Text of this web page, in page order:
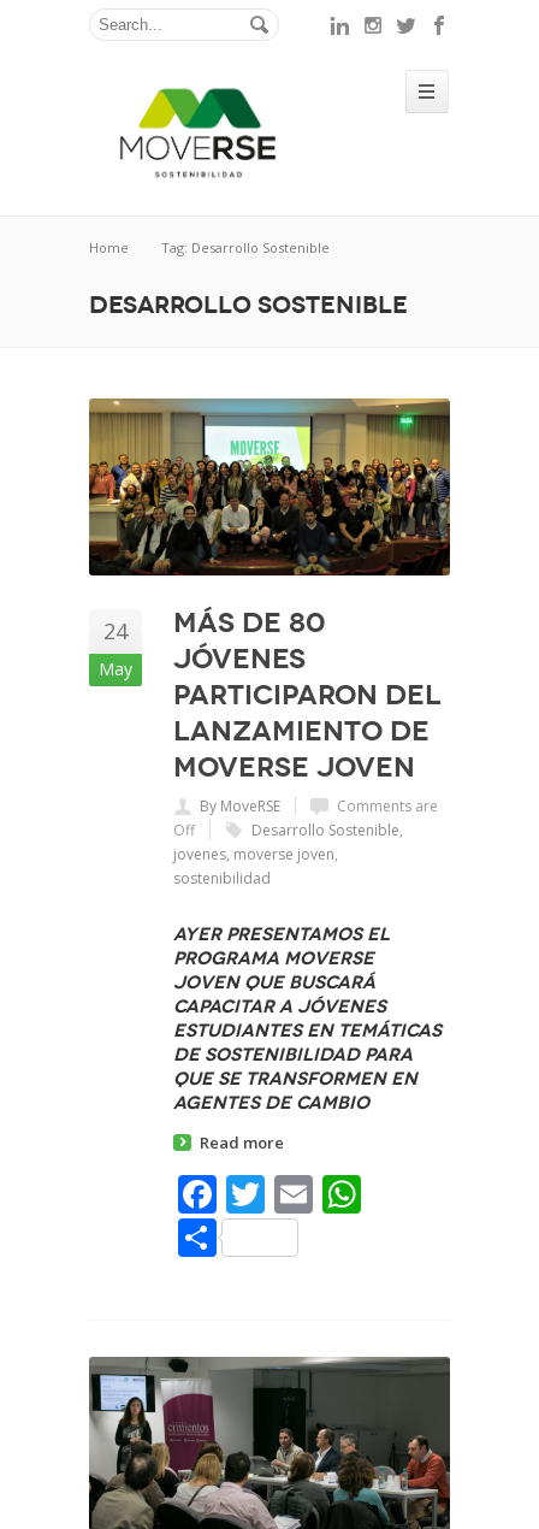
Home Tag: Desarrollo Sostenible
Desarrollo Sostenible
24
May
Más de 80
jóvenes
participaron del
lanzamiento de
Moverse Joven
By MoveRSE
Comments are
Off
Desarrollo Sostenible,
jovenes, moverse joven,
sostenibilidad
Ayer presentamos el
Programa Moverse
Joven que buscará
capacitar a jóvenes
estudiantes en temáticas
de sostenibilidad para
que se transformen en
agentes de cambio
Read more
Facebook
Twitter
Email
Share